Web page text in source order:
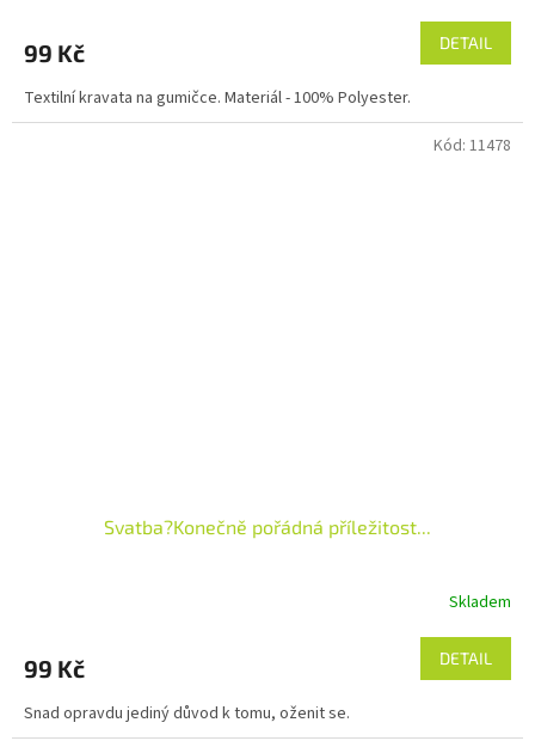
99 Kč DETAIL
Textilní kravata na gumičce. Materiál - 100% Polyester.
Svatba?Konečně pořádná příležitost...
Skladem
99 Kč DETAIL
Snad opravdu jediný důvod k tomu, oženit se.
Kód: 11478